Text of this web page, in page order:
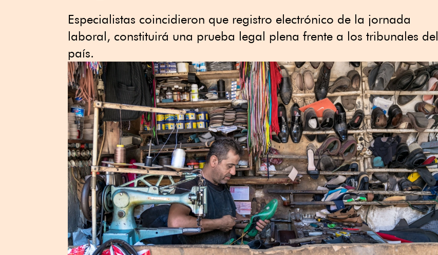
Especialistas coincidieron que registro electrónico de la jornada
laboral, constituirá una prueba legal plena frente a los tribunales del
país.